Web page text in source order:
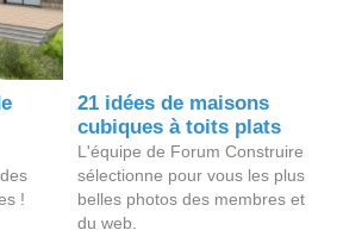
!
21 idées de maisons
cubiques à toits plats
L'équipe de Forum Construire
sélectionne pour vous les plus
belles photos des membres et
du web.